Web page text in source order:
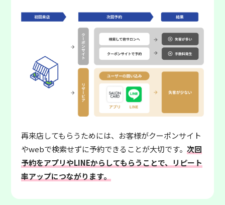
再来店してもらうためには、お客様がクーポンサイト
やwebで検索せずに予約できることが大切です。次回
予約をアプリやLINEからしてもらうことで、リピート
率アップにつながります。